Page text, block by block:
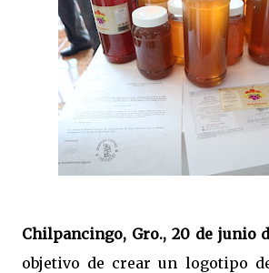
Chilpancingo, Gro., 20 de junio
objetivo de crear un logotipo